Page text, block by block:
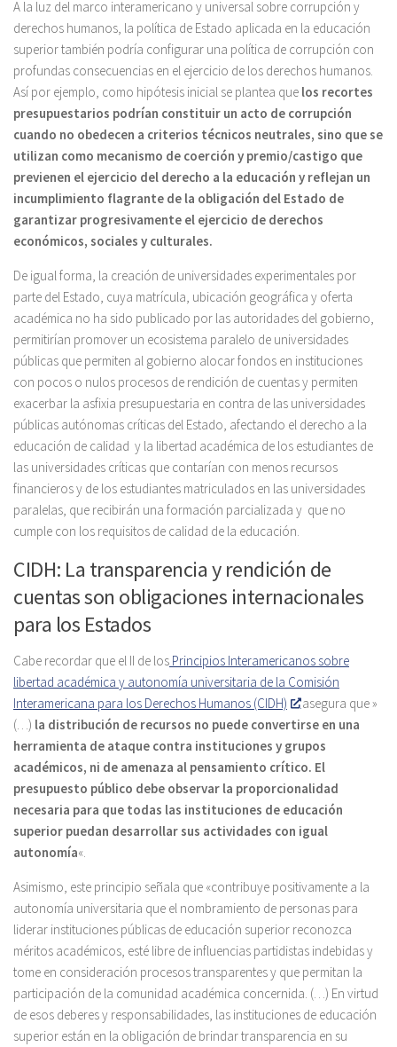
A la luz del marco interamericano y universal sobre corrupción y
derechos humanos, la política de Estado aplicada en la educación
superior también podría configurar una política de corrupción con
profundas consecuencias en el ejercicio de los derechos humanos.
Así por ejemplo, como hipótesis inicial se plantea que los recortes
presupuestarios podrían constituir un acto de corrupción
cuando no obedecen a criterios técnicos neutrales, sino que se
utilizan como mecanismo de coerción y premio/castigo que
previenen el ejercicio del derecho a la educación y reflejan un
incumplimiento flagrante de la obligación del Estado de
garantizar progresivamente el ejercicio de derechos
económicos, sociales y culturales.
De igual forma, la creación de universidades experimentales por
parte del Estado, cuya matrícula, ubicación geográfica y oferta
académica no ha sido publicado por las autoridades del gobierno,
permitirían promover un ecosistema paralelo de universidades
públicas que permiten al gobierno alocar fondos en instituciones
con pocos o nulos procesos de rendición de cuentas y permiten
exacerbar la asfixia presupuestaria en contra de las universidades
públicas autónomas críticas del Estado, afectando el derecho a la
educación de calidad y la libertad académica de los estudiantes de
las universidades críticas que contarían con menos recursos
financieros y de los estudiantes matriculados en las universidades
paralelas, que recibirán una formación parcializada y que no
cumple con los requisitos de calidad de la educación.
CIDH: La transparencia y rendición de
cuentas son obligaciones internacionales
para los Estados
Cabe recordar que el II de los Principios Interamericanos sobre
libertad académica y autonomía universitaria de la Comisión
Interamericana para los Derechos Humanos (CIDH)
asegura que »
(…) la distribución de recursos no puede convertirse en una
herramienta de ataque contra instituciones y grupos
académicos, ni de amenaza al pensamiento crítico. El
presupuesto público debe observar la proporcionalidad
necesaria para que todas las instituciones de educación
superior puedan desarrollar sus actividades con igual
autonomía«.
Asimismo, este principio señala que «contribuye positivamente a la
autonomía universitaria que el nombramiento de personas para
liderar instituciones públicas de educación superior reconozca
méritos académicos, esté libre de influencias partidistas indebidas y
tome en consideración procesos transparentes y que permitan la
participación de la comunidad académica concernida. (…) En virtud
de esos deberes y responsabilidades, las instituciones de educación
superior están en la obligación de brindar transparencia en su